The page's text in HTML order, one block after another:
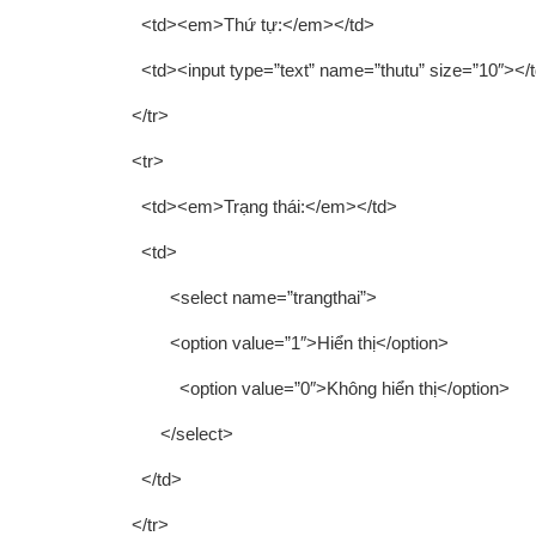
<td><em>Thứ tự:</em></td>
<td><input type=”text” name=”thutu” size=”10″></
</tr>
<tr>
<td><em>Trạng thái:</em></td>
<td>
<select name=”trangthai”>
<option value=”1″>Hiển thị</option>
<option value=”0″>Không hiển thị</option>
</select>
</td>
</tr>